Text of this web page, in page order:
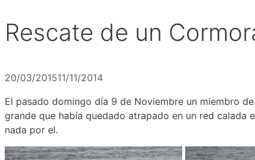
Rescate de un
20/03/201511/11/2014
El pasado domingo día 9 de Noviembre un miembro
grande que había quedado atrapado en un red calada
nada por el.